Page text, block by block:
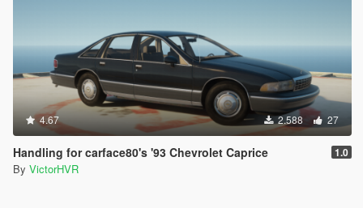
4.67 2.588 27
Handling for carface80's '93 Chevrolet Caprice 1.0
By VictorHVR